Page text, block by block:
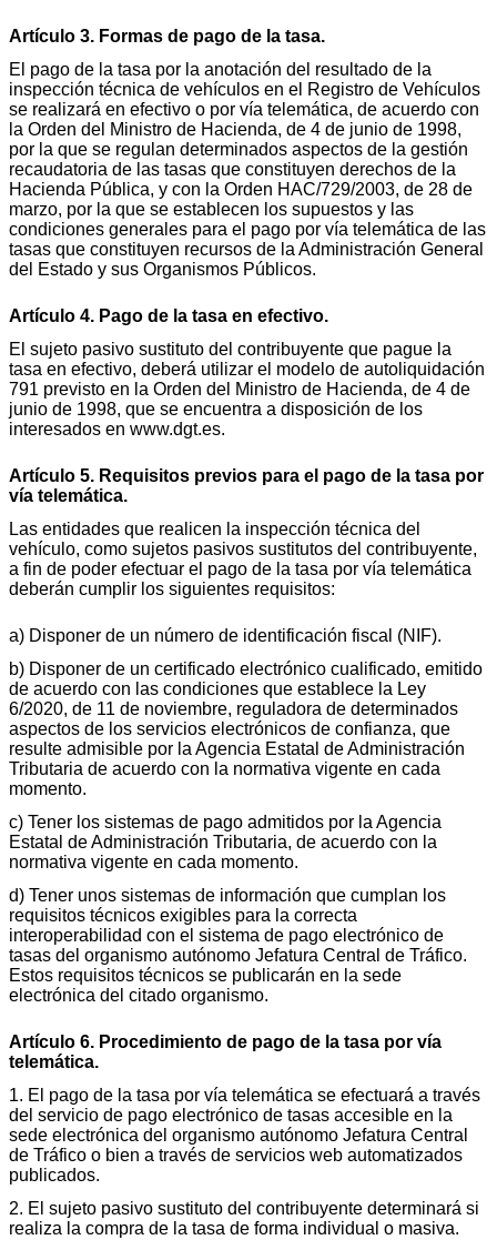
Artículo 3. Formas de pago de la tasa.
El pago de la tasa por la anotación del resultado de la
inspección técnica de vehículos en el Registro de Vehículos
se realizará en efectivo o por vía telemática, de acuerdo con
la Orden del Ministro de Hacienda, de 4 de junio de 1998,
por la que se regulan determinados aspectos de la gestión
recaudatoria de las tasas que constituyen derechos de la
Hacienda Pública, y con la Orden HAC/729/2003, de 28 de
marzo, por la que se establecen los supuestos y las
condiciones generales para el pago por vía telemática de las
tasas que constituyen recursos de la Administración General
del Estado y sus Organismos Públicos.
Artículo 4. Pago de la tasa en efectivo.
El sujeto pasivo sustituto del contribuyente que pague la
tasa en efectivo, deberá utilizar el modelo de autoliquidación
791 previsto en la Orden del Ministro de Hacienda, de 4 de
junio de 1998, que se encuentra a disposición de los
interesados en www.dgt.es.
Artículo 5. Requisitos previos para el pago de la tasa por
vía telemática.
Las entidades que realicen la inspección técnica del
vehículo, como sujetos pasivos sustitutos del contribuyente,
a fin de poder efectuar el pago de la tasa por vía telemática
deberán cumplir los siguientes requisitos:
a) Disponer de un número de identificación fiscal (NIF).
b) Disponer de un certificado electrónico cualificado, emitido
de acuerdo con las condiciones que establece la Ley
6/2020, de 11 de noviembre, reguladora de determinados
aspectos de los servicios electrónicos de confianza, que
resulte admisible por la Agencia Estatal de Administración
Tributaria de acuerdo con la normativa vigente en cada
momento.
c) Tener los sistemas de pago admitidos por la Agencia
Estatal de Administración Tributaria, de acuerdo con la
normativa vigente en cada momento.
d) Tener unos sistemas de información que cumplan los
requisitos técnicos exigibles para la correcta
interoperabilidad con el sistema de pago electrónico de
tasas del organismo autónomo Jefatura Central de Tráfico.
Estos requisitos técnicos se publicarán en la sede
electrónica del citado organismo.
Artículo 6. Procedimiento de pago de la tasa por vía
telemática.
1. El pago de la tasa por vía telemática se efectuará a través
del servicio de pago electrónico de tasas accesible en la
sede electrónica del organismo autónomo Jefatura Central
de Tráfico o bien a través de servicios web automatizados
publicados.
2. El sujeto pasivo sustituto del contribuyente determinará si
realiza la compra de la tasa de forma individual o masiva.